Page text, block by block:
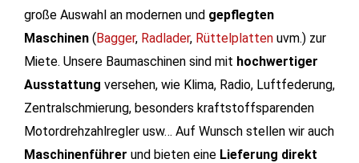
große Auswahl an modernen und gepflegten
Maschinen (Bagger, Radlader, Rüttelplatten uvm.) zur
Miete. Unsere Baumaschinen sind mit hochwertiger
Ausstattung versehen, wie Klima, Radio, Luftfederung,
Zentralschmierung, besonders kraftstoffsparenden
Motordrehzahlregler usw… Auf Wunsch stellen wir auch
Maschinenführer und bieten eine Lieferung direkt